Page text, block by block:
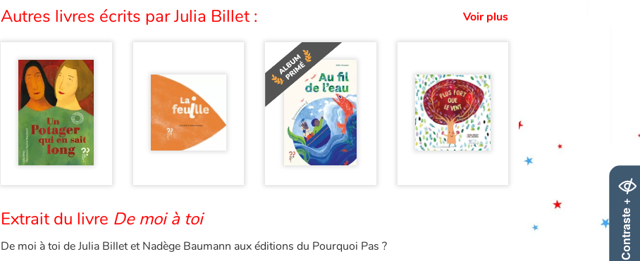
Contraste +
Autres livres écrits par Julia Billet : Voir plus
Extrait du livre De moi à toi
De moi à toi de Julia Billet et Nadège Baumann aux éditions du Pourquoi Pas ?